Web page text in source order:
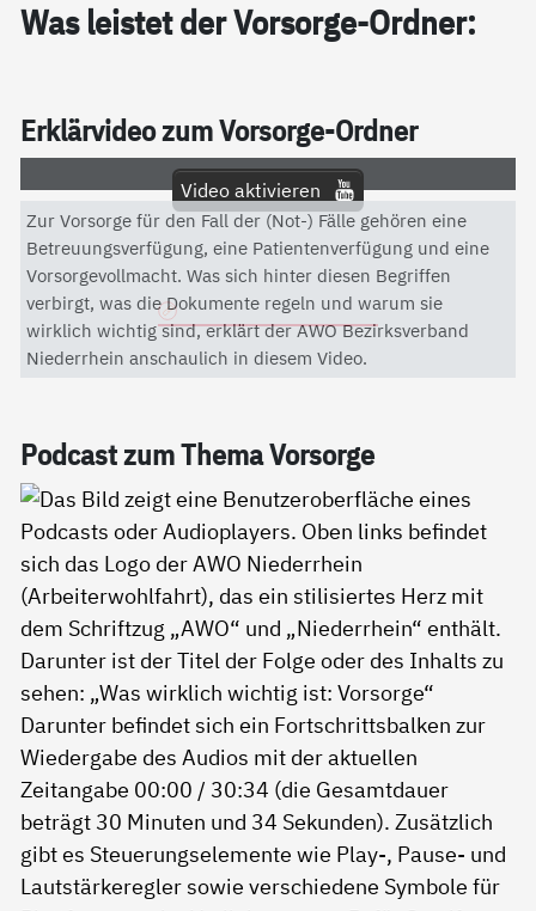
Was leis­tet der Vor­sor­ge-Ord­ner:
Er­klär­vi­deo zum Vor­sor­ge-Ord­ner
Video aktivieren
Mit dem Aktivieren des Videos akzeptieren Sie die
Datenschutzerklärung von YouTube.
Datenschutzerklärung
Zur Vorsorge für den Fall der (Not-) Fälle gehören eine
Betreuungsverfügung, eine Patientenverfügung und eine
Vorsorgevollmacht. Was sich hinter diesen Begriffen
verbirgt, was die Dokumente regeln und warum sie
wirklich wichtig sind, erklärt der AWO Bezirksverband
Niederrhein anschaulich in diesem Video.
Pod­cast zum The­ma Vor­sor­ge